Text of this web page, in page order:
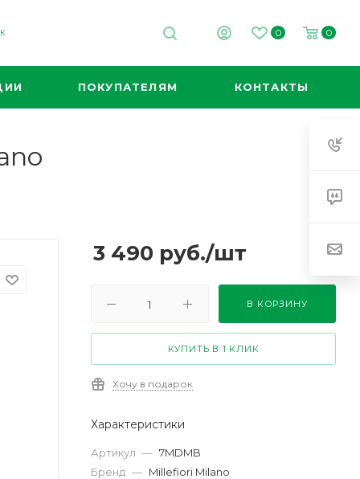
0 0
ПОКУПАТЕЛЯМ КОНТАКТЫ
3 490 руб./шт
В КОРЗИНУ
КУПИТЬ В 1 КЛИК
Хочу в подарок
Характеристики
Артикул — 7MDMB
Бренд — Millefiori Milano